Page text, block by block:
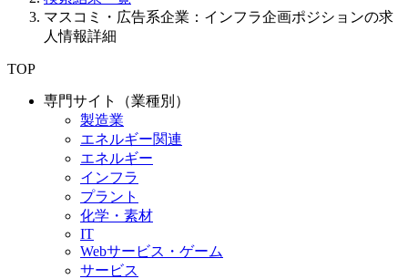
マスコミ・広告系企業：インフラ企画ポジションの求
人情報詳細
TOP
専門サイト（業種別）
製造業
エネルギー関連
エネルギー
インフラ
プラント
化学・素材
IT
Webサービス・ゲーム
サービス